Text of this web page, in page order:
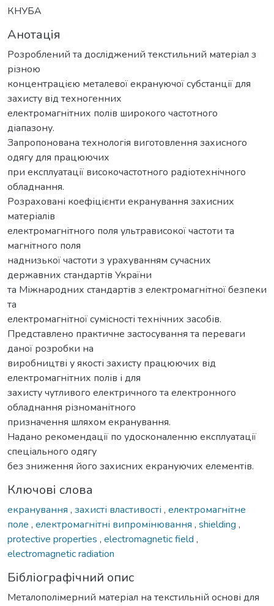
КНУБА
Анотація
Розроблений та досліджений текстильний матеріал з
різною
концентрацією металевої екрануючої субстанції для
захисту від техногенних
електромагнітних полів широкого частотного
діапазону.
Запропонована технологія виготовлення захисного
одягу для працюючих
при експлуатації високочастотного радіотехнічного
обладнання.
Розраховані коефіцієнти екранування захисних
матеріалів
електромагнітного поля ультрависокої частоти та
магнітного поля
наднизької частоти з урахуванням сучасних
державних стандартів України
та Міжнародних стандартів з електромагнітної безпеки
та
електромагнітної сумісності технічних засобів.
Представлено практичне застосування та переваги
даної розробки на
виробництві у якості захисту працюючих від
електромагнітних полів і для
захисту чутливого електричного та електронного
обладнання різноманітного
призначення шляхом екранування.
Надано рекомендації по удосконаленню експлуатації
спеціального одягу
без зниження його захисних екрануючих елементів.
Ключові слова
екранування , захисті властивості , електромагнітне
поле , електромагнітні випромінювання , shielding ,
protective properties , electromagnetic field ,
electromagnetic radiation
Бібліографічний опис
Металополімерний матеріал на текстильній основі для